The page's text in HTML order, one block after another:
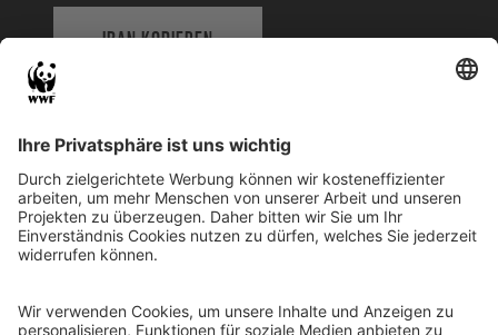
IBAN KOPIEREN
WWF Deutschland
Reinhardtstr. 18
10117 Berlin
Ihre Spende kann steuerlich geltend gemacht werden